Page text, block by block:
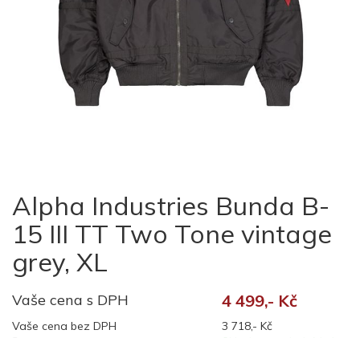
Alpha Industries Bunda B-
15 III TT Two Tone vintage
grey, XL
Vaše cena s DPH 4 499,- Kč
Vaše cena bez DPH
3 718,- Kč